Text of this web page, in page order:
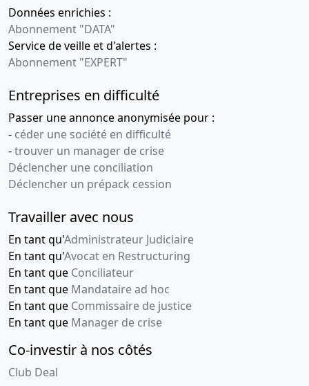
Données enrichies :
Abonnement "DATA"
Service de veille et d'alertes :
Abonnement "EXPERT"
Entreprises en difficulté
Passer une annonce anonymisée pour :
- céder une société en difficulté
-trouver un manager de crise
Déclencher une conciliation
Déclencher un prépack cession
Travailler avec nous
En tant qu'Administrateur Judiciaire
En tant qu'Avocat en Restructuring
En tant que Conciliateur
En tant que Mandataire ad hoc
En tant que Commissaire de justice
En tant que Manager de crise
Co-investir à nos côtés
Club Deal